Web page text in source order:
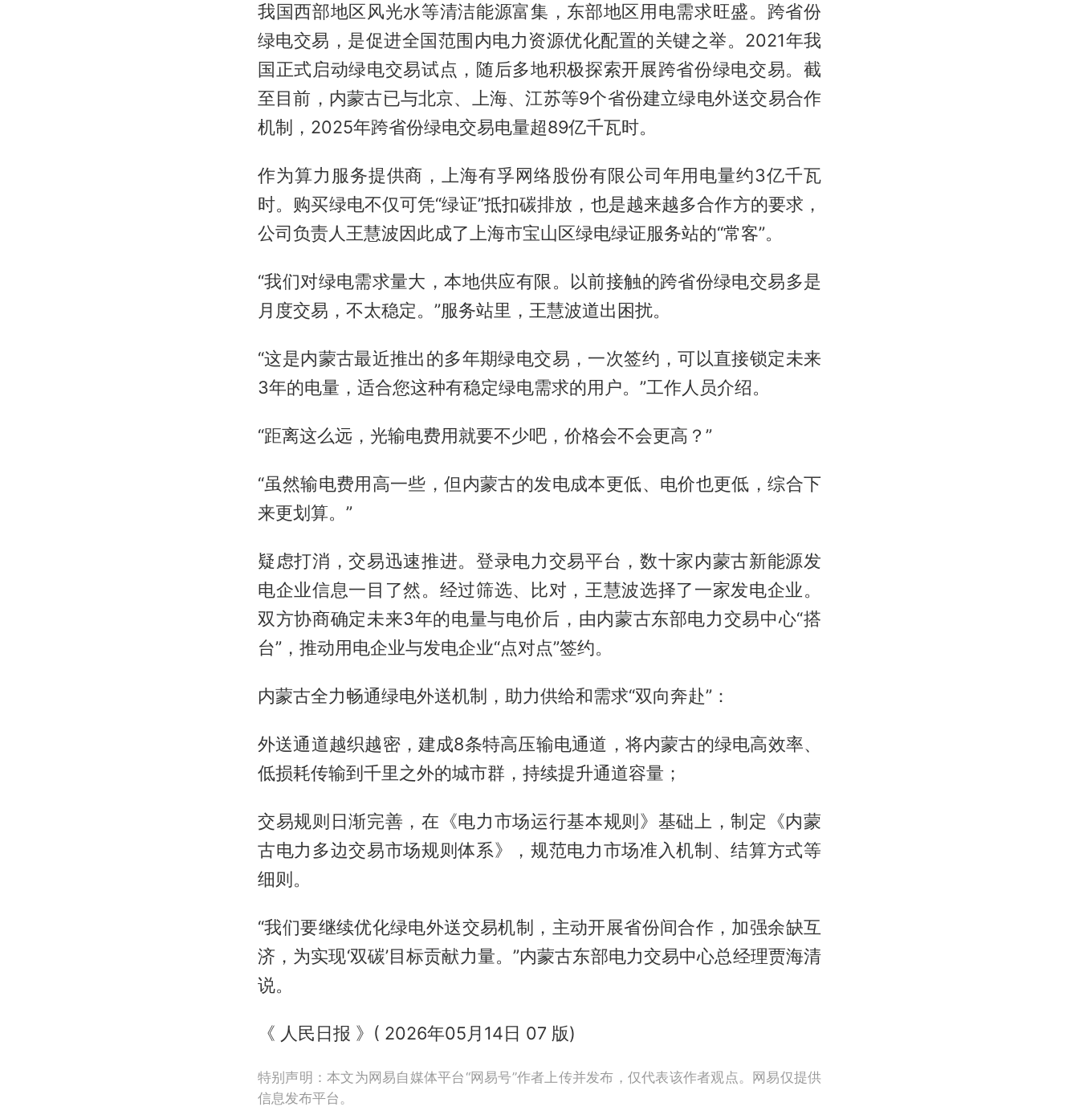
我国西部地区风光水等清洁能源富集，东部地区用电需求旺盛。跨省份
绿电交易，是促进全国范围内电力资源优化配置的关键之举。2021年我
国正式启动绿电交易试点，随后多地积极探索开展跨省份绿电交易。截
至目前，内蒙古已与北京、上海、江苏等9个省份建立绿电外送交易合作
机制，2025年跨省份绿电交易电量超89亿千瓦时。
作为算力服务提供商，上海有孚网络股份有限公司年用电量约3亿千瓦
时。购买绿电不仅可凭“绿证”抵扣碳排放，也是越来越多合作方的要求，
公司负责人王慧波因此成了上海市宝山区绿电绿证服务站的“常客”。
“我们对绿电需求量大，本地供应有限。以前接触的跨省份绿电交易多是
月度交易，不太稳定。”服务站里，王慧波道出困扰。
“这是内蒙古最近推出的多年期绿电交易，一次签约，可以直接锁定未来
3年的电量，适合您这种有稳定绿电需求的用户。”工作人员介绍。
“距离这么远，光输电费用就要不少吧，价格会不会更高？”
“虽然输电费用高一些，但内蒙古的发电成本更低、电价也更低，综合下
来更划算。”
疑虑打消，交易迅速推进。登录电力交易平台，数十家内蒙古新能源发
电企业信息一目了然。经过筛选、比对，王慧波选择了一家发电企业。
双方协商确定未来3年的电量与电价后，由内蒙古东部电力交易中心“搭
台”，推动用电企业与发电企业“点对点”签约。
内蒙古全力畅通绿电外送机制，助力供给和需求“双向奔赴”：
外送通道越织越密，建成8条特高压输电通道，将内蒙古的绿电高效率、
低损耗传输到千里之外的城市群，持续提升通道容量；
交易规则日渐完善，在《电力市场运行基本规则》基础上，制定《内蒙
古电力多边交易市场规则体系》，规范电力市场准入机制、结算方式等
细则。
“我们要继续优化绿电外送交易机制，主动开展省份间合作，加强余缺互
济，为实现‘双碳’目标贡献力量。”内蒙古东部电力交易中心总经理贾海清
说。
《 人民日报 》( 2026年05月14日 07 版)
特别声明：本文为网易自媒体平台“网易号”作者上传并发布，仅代表该作者观点。网易仅提供
信息发布平台。